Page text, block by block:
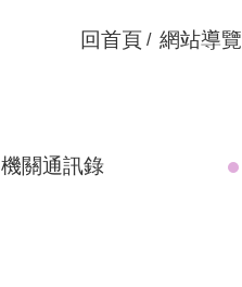
回首頁 網站導覽
機關通訊錄